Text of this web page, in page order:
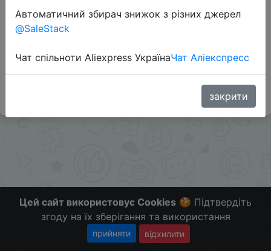
Додаткова інформація відсутня.
каналі:
Цей сайт використовує Cookies 🍪 Підтвердіть
згоду на їх зберігання та використання
прийняти відхилити
Автоматичний збирач знижок з різних джерел
@SaleStack
Чат спільноти Aliexpress УкраїнаЧат Аліекспресс
закрити